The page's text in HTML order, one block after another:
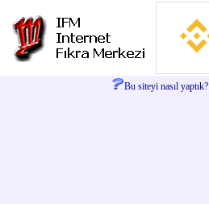
Bu siteyi nasıl yaptık?